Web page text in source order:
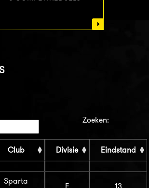
Zoeken:
Club Divisie Eindstand
Sparta